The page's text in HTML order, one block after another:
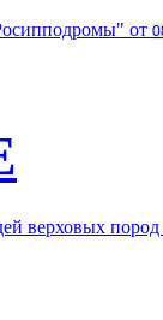
от
верховых